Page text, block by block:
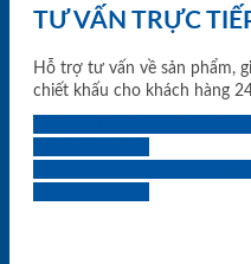
TƯ VẤN TRỰC
Hỗ trợ tư vấn về sản phẩm,
chiết khấu cho khách hàng